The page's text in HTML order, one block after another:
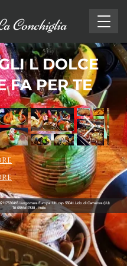
Conchiglia
L DOLCE
FA PER TE
Lungomare Europa 131 cap 55041 Lido di Camaiore (LU)
Tel 0584617838- Italia